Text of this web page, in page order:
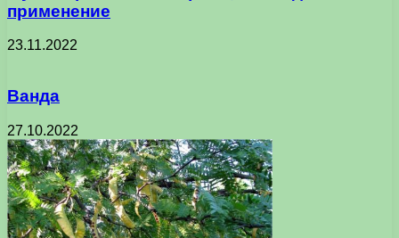
применение
23.11.2022
Ванда
27.10.2022